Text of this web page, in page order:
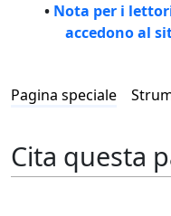
• Nota per i
accedono al
Pagina speciale
Cita questa